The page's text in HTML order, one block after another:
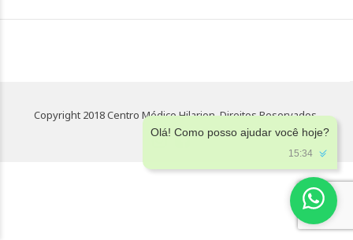
Olá! Como posso ajudar você hoje?
15:34
Copyright 2018 Centro Médico Hilarion. Direitos Reservados.